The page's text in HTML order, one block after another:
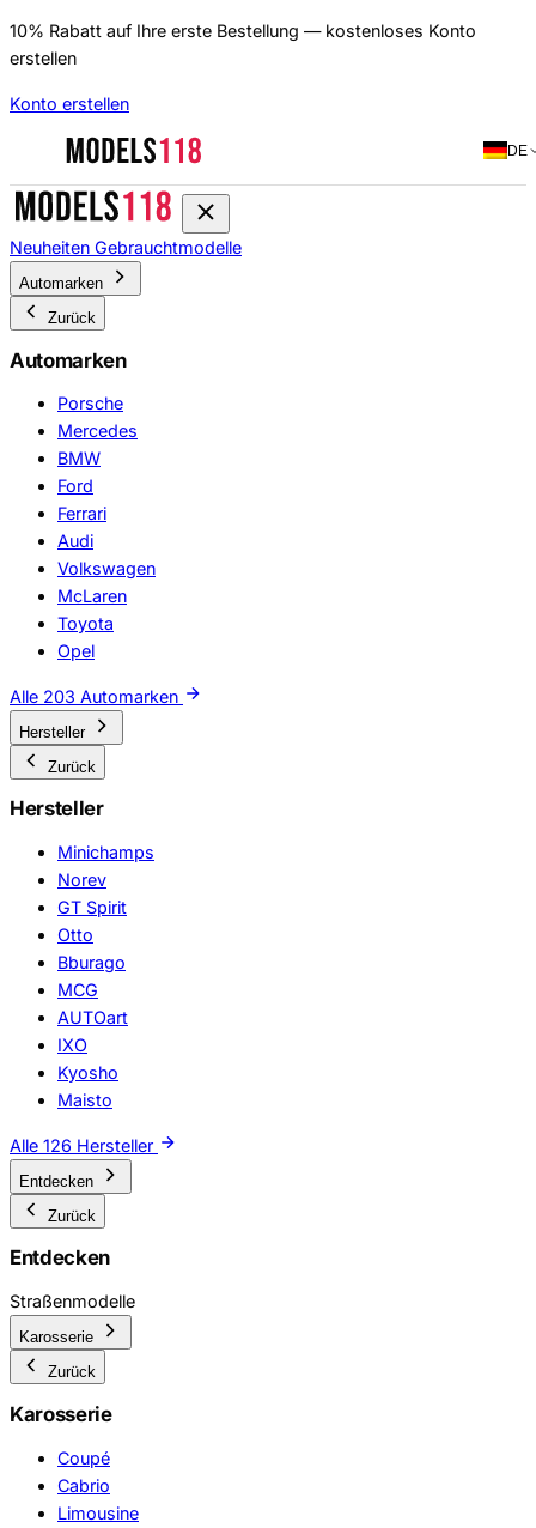
10% Rabatt auf Ihre erste Bestellung — kostenloses Konto
erstellen
Konto erstellen
DE
Neuheiten Gebrauchtmodelle
Automarken
Zurück
Automarken
Porsche
Mercedes
BMW
Ford
Ferrari
Audi
Volkswagen
McLaren
Toyota
Opel
Alle 203 Automarken
Hersteller
Zurück
Hersteller
Minichamps
Norev
GT Spirit
Otto
Bburago
MCG
AUTOart
IXO
Kyosho
Maisto
Alle 126 Hersteller
Entdecken
Zurück
Entdecken
Straßenmodelle
Karosserie
Zurück
Karosserie
Coupé
Cabrio
Limousine